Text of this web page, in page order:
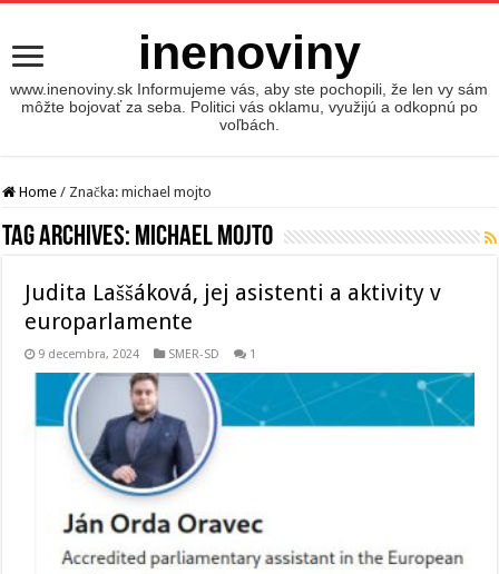
inenoviny
www.inenoviny.sk Informujeme vás, aby ste pochopili, že len vy sám
môžte bojovať za seba. Politici vás oklamu, využijú a odkopnú po
voľbách.
Home / Značka:michael mojto
Tag Archives: michael mojto
Judita Laššáková, jej asistenti a aktivity v
europarlamente
9 decembra, 2024 SMER-SD 1